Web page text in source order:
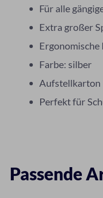
Für alle
Extra großer
Farbe: silber
Aufstellkarton
Perfekt für
Passende